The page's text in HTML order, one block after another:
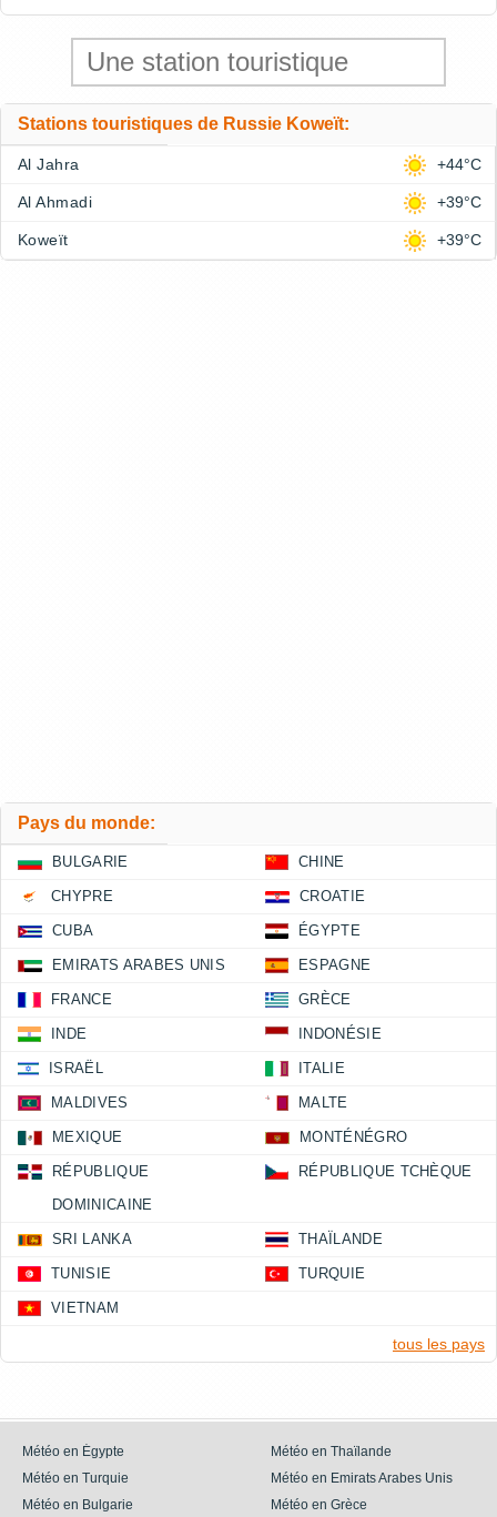
Stations touristiques de Russie Koweït:
Al Jahra +44°C
Al Ahmadi +39°C
Koweït +39°C
Pays du monde:
BULGARIE CHINE
CHYPRE CROATIE
CUBA ÉGYPTE
EMIRATS ARABES UNIS ESPAGNE
FRANCE GRÈCE
INDE INDONÉSIE
ISRAËL ITALIE
MALDIVES MALTE
MEXIQUE MONTÉNÉGRO
RÉPUBLIQUE
DOMINICAINE
RÉPUBLIQUE TCHÈQUE
SRI LANKA THAÏLANDE
TUNISIE TURQUIE
VIETNAM
tous les pays
Météo en Égypte
Météo en Thaïlande
Météo en Turquie
Météo en Emirats Arabes Unis
Météo en Bulgarie
Météo en Grèce